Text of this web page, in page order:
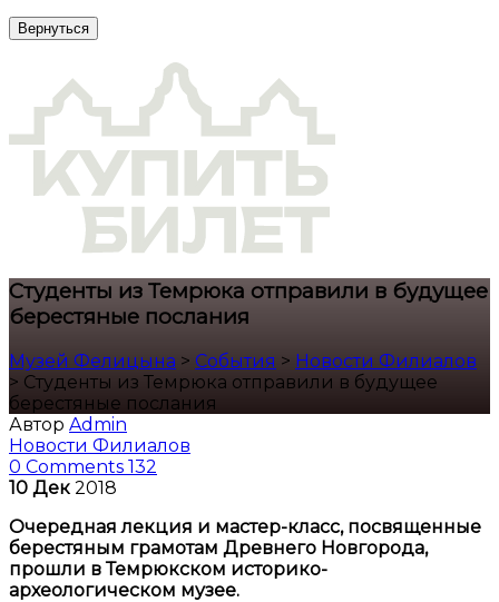
Вернуться
Студенты из Темрюка отправили в будущее
берестяные послания
Музей Фелицына > События > Новости Филиалов
> Студенты из Темрюка отправили в будущее
берестяные послания
Автор Admin
Новости Филиалов
0 Comments 132
10 Дек 2018
Очередная лекция и мастер-класс, посвященные
берестяным грамотам Древнего Новгорода,
прошли в Темрюкском историко-
археологическом музее.